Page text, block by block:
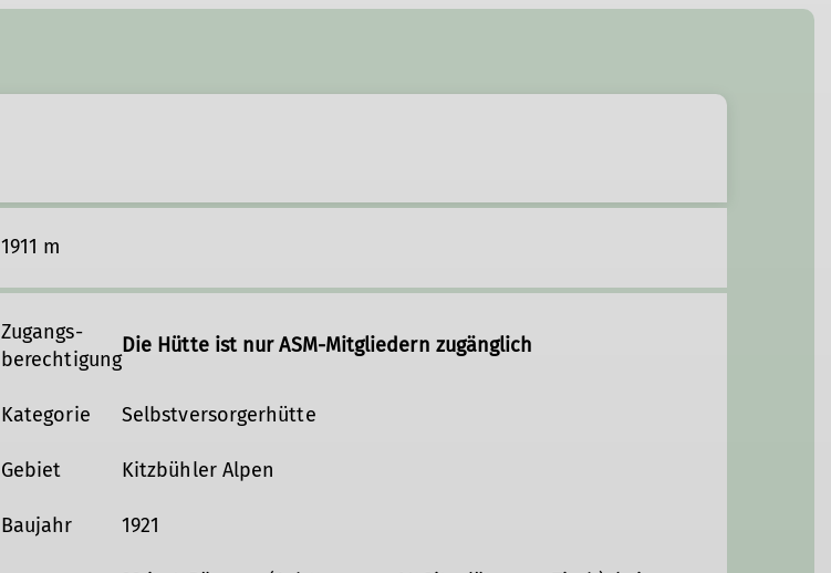
1911 m
Zugangs-
berechtigung
Die Hütte ist nur ASM-Mitgliedern zugänglich
Kategorie Selbstversorgerhütte
Gebiet Kitzbühler Alpen
Baujahr 1921